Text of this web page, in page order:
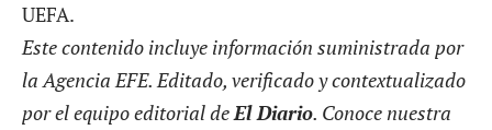
UEFA.
Este contenido incluye información suministrada por
la Agencia EFE. Editado, verificado y contextualizado
por el equipo editorial deEl Diario. Conoce nuestra